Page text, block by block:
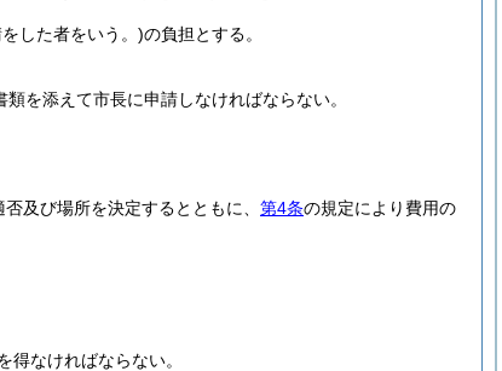
した者をいう。)の負担とする。
を添えて市長に申請しなければならない。
及び場所を決定するとともに、 第4条の規定により費用の
なければならない。